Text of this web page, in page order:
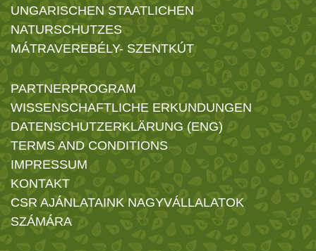
UNGARISCHEN STAATLICHEN
NATURSCHUTZES
MÁTRAVEREBÉLY- SZENTKÚT
PARTNERPROGRAM
WISSENSCHAFTLICHE ERKUNDUNGEN
DATENSCHUTZERKLÄRUNG (ENG)
TERMS AND CONDITIONS
IMPRESSUM
KONTAKT
CSR AJÁNLATAINK NAGYVÁLLALATOK
SZÁMÁRA